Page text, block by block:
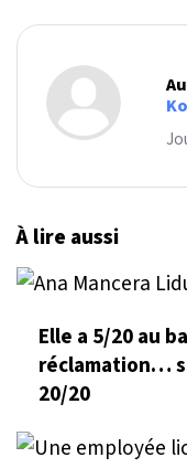
À lire aussi
Elle a 5/20 au
réclamation…
20/20